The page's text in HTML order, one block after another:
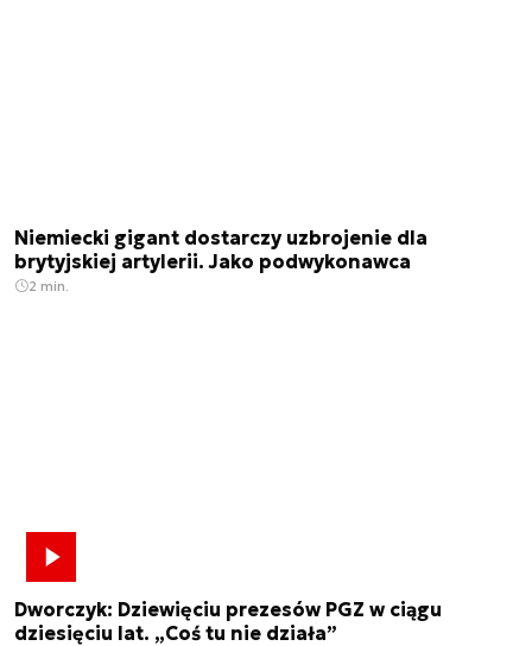
Niemiecki gigant dostarczy uzbrojenie dla
brytyjskiej artylerii. Jako podwykonawca
2 min.
Dworczyk: Dziewięciu prezesów PGZ w ciągu
dziesięciu lat. „Coś tu nie działa”